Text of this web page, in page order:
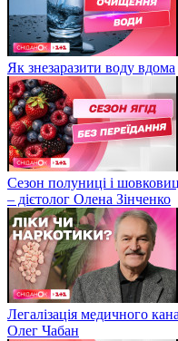
Як знезаразити воду вдома
Сезон полуниці і
– дієтолог Олена Зінченко
Легалізація медичного
Олег Чабан